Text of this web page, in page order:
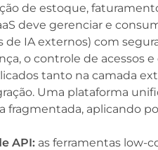
de estoque,
deve gerenciar e
IA externos) com
o controle de acessos e
tanto na camada
Uma plataforma
fragmentada, aplicando
API: as ferramentas low-